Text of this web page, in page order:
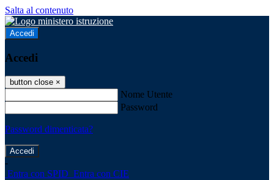
Salta al contenuto
Accedi
Accedi
button close ×
Nome Utente
Password
Password dimenticata?
-
Entra con SPID Entra con CIE